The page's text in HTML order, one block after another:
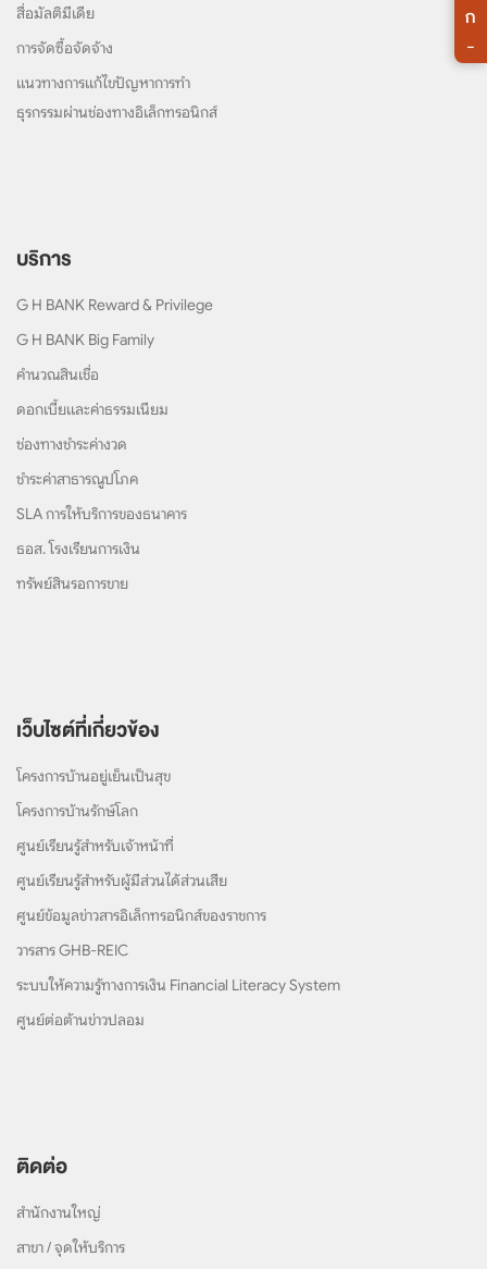
สื่อมัลติมีเดีย
การจัดซื้อจัดจ้าง
แนวทางการแก้ไขปัญหาการทำ
ธุรกรรมผ่านช่องทางอิเล็กทรอนิกส์
บริการ
G H BANK Reward & Privilege
G H BANK Big Family
คำนวณสินเชื่อ
ดอกเบี้ยและค่าธรรมเนียม
ช่องทางชำระค่างวด
ชำระค่าสาธารณูปโภค
SLA การให้บริการของธนาคาร
ธอส. โรงเรียนการเงิน
ทรัพย์สินรอการขาย
เว็บไซต์ที่เกี่ยวข้อง
โครงการบ้านอยู่เย็นเป็นสุข
โครงการบ้านรักษ์โลก
ศูนย์เรียนรู้สำหรับเจ้าหน้าที่
ศูนย์เรียนรู้สำหรับผู้มีส่วนได้ส่วนเสีย
ศูนย์ข้อมูลข่าวสารอิเล็กทรอนิกส์ของราชการ
วารสาร GHB-REIC
ระบบให้ความรู้ทางการเงิน Financial Literacy System
ศูนย์ต่อต้านข่าวปลอม
ติดต่อ
สำนักงานใหญ่
สาขา / จุดให้บริการ
ก
-